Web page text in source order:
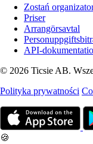
Zostań
Priser
Arrangörsavtal
API-
© 2026 Ticsie AB.
Polityka prywatności
🍪